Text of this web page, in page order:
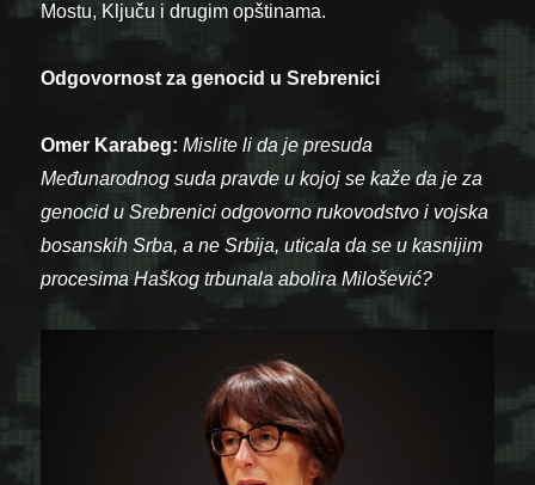
Mostu, Ključu i drugim opštinama.
Odgovornost za genocid u Srebrenici
Omer Karabeg: Mislite li da je presuda
Međunarodnog suda pravde u kojoj se kaže da je za
genocid u Srebrenici odgovorno rukovodstvo i vojska
bosanskih Srba, a ne Srbija, uticala da se u kasnijim
procesima Haškog trbunala abolira Milošević?